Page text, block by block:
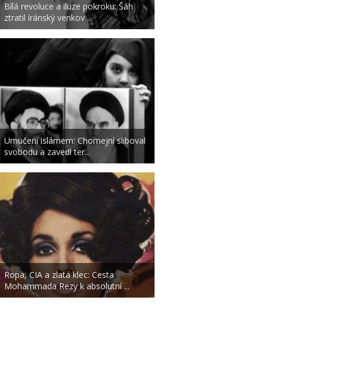
Bílá revoluce a iluze pokroku: Šáh
ztratil íránský venkov ...
Umučeni islámem: Chomejní sliboval
svobodu a zavedl ter...
Ropa, CIA a zlatá klec: Cesta
Mohammada Rezy k absolutní ...